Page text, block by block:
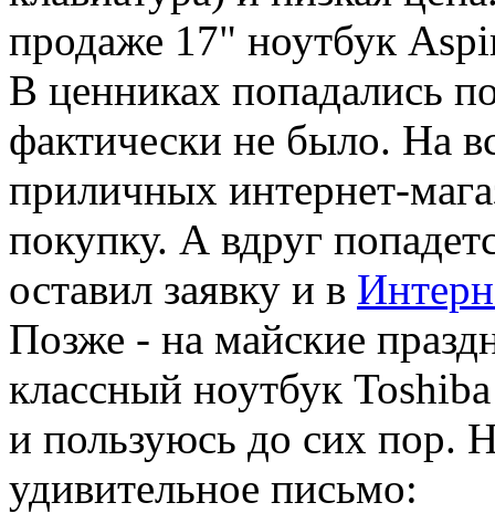
продаже 17" ноутбук
В ценниках попадались
фактически не было. На
приличных интернет-
покупку. А вдруг
оставил заявку и в
Позже - на майские
классный ноутбук
и пользуюсь до сих пор.
удивительное письмо: